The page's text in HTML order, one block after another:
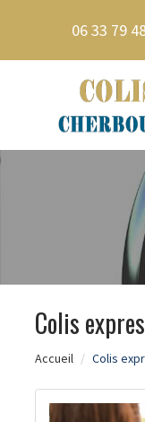
06 33 79
Colis
Accueil Colis